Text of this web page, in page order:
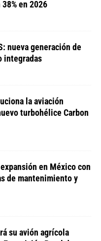
en 2026
nueva generación de
integradas
la aviación
turbohélice Carbon
en México con
de mantenimiento y
su avión agrícola